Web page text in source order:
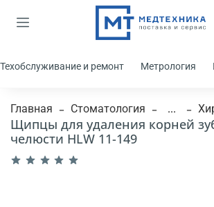
Техобслуживание и ремонт Метрология
Главная Стоматология ...
Щипцы для удаления корней
челюсти HLW 11-149